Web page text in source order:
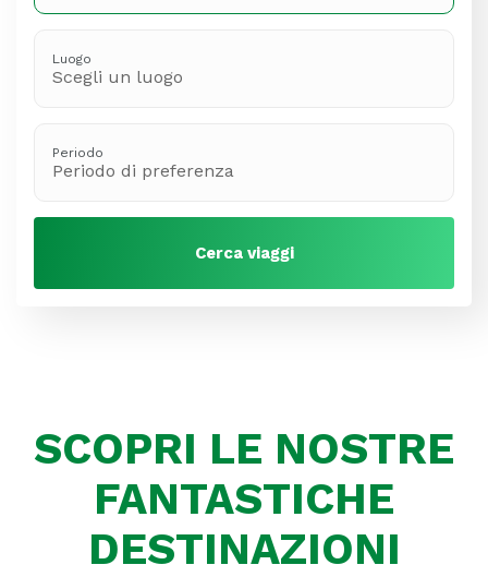
Luogo
Scegli un luogo
Periodo
Periodo di preferenza
Cerca viaggi
SCOPRI LE NOSTRE
FANTASTICHE
DESTINAZIONI